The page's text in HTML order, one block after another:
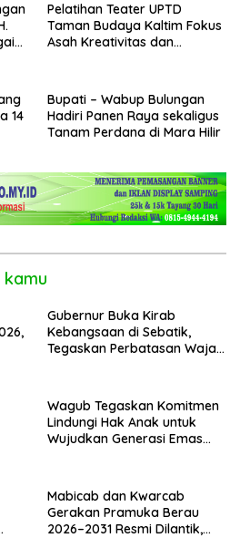
Pelatihan Teater UPTD
Taman Budaya Kaltim Fokus
Asah Kreativitas dan
14
Bupati – Wabup Bulungan
Hadiri Panen Raya sekaligus
Tanam Perdana di Mara Hilir
Gubernur Buka Kirab
Kebangsaan di Sebatik,
Tegaskan Perbatasan Wajah
Wagub Tegaskan Komitmen
Lindungi Hak Anak untuk
Wujudkan Generasi Emas
Mabicab dan Kwarcab
Gerakan Pramuka Berau
2026–2031 Resmi Dilantik,